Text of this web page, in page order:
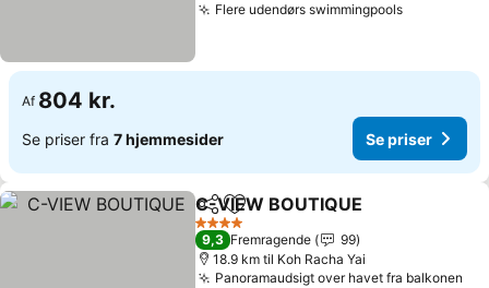
Flere udendørs swimmingpools
Af 804 kr.
Se priser fra 7 hjemmesider Se priser
Del Føj til favoritter
C-VIEW BOUTIQUE
4 Stjerner
9,3 Fremragende
99
18.9 km til Koh Racha Yai
Panoramaudsigt over havet fra balkonen